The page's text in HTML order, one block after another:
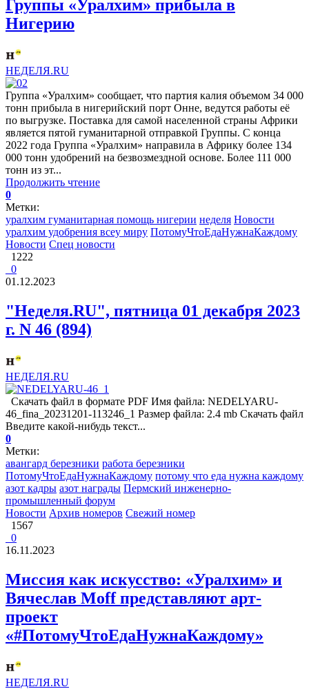
Группы «Уралхим» прибыла в
Нигерию
НЕДЕЛЯ.RU
Группа «Уралхим» сообщает, что партия калия объемом 34 000
тонн прибыла в нигерийский порт Онне, ведутся работы её
по выгрузке. Поставка для самой населенной страны Африки
является пятой гуманитарной отправкой Группы. С конца
2022 года Группа «Уралхим» направила в Африку более 134
000 тонн удобрений на безвозмездной основе. Более 111 000
тонн из эт...
Продолжить чтение
0
Метки:
уралхим гуманитарная помощь нигерии неделя Новости
уралхим удобрения всеу миру ПотомуЧтоЕдаНужнаКаждому
Новости Спец новости
1222
0
01.12.2023
"Неделя.RU", пятница 01 декабря 2023
г. N 46 (894)
НЕДЕЛЯ.RU
Скачать файл в формате PDF Имя файла: NEDELYARU-
46_fina_20231201-113246_1 Размер файла: 2.4 mb Скачать файл
Введите какой-нибудь текст...
0
Метки:
авангард березники работа березники
ПотомуЧтоЕдаНужнаКаждому потому что еда нужна каждому
азот кадры азот награды Пермский инженерно-
промышленный форум
Новости Архив номеров Свежий номер
1567
0
16.11.2023
Миссия как искусство: «Уралхим» и
Вячеслав Moff представляют арт-
проект
«#ПотомуЧтоЕдаНужнаКаждому»
НЕДЕЛЯ.RU